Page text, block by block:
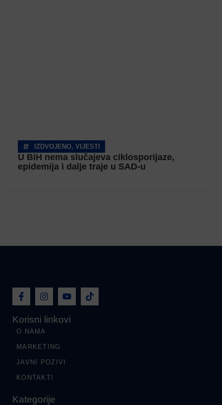
IZDVOJENO, VIJESTI
U BiH nema slučajeva ciklosporijaze,
epidemija i dalje traje u SAD-u
Korisni linkovi
O NAMA
MARKETING
JAVNI POZIVI
KONTAKTI
Kategorije